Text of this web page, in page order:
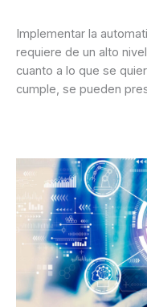
Implementar la
requiere de un alto
cuanto a lo que se
cumple, se pueden